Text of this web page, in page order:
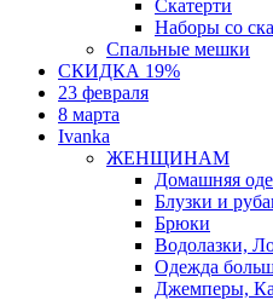
Скатерти
Наборы со
Спальные мешки
СКИДКА 19%
23 февраля
8 марта
Ivanka
ЖЕНЩИНАМ
Домашняя
Блузки и
Брюки
Водолазки,
Одежда
Джемперы,